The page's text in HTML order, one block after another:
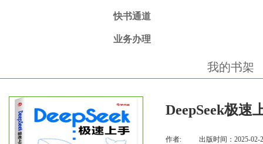
快书通道
业务办理
我的书架
DeepSeek极速
作者: 出版时间：2025-02-